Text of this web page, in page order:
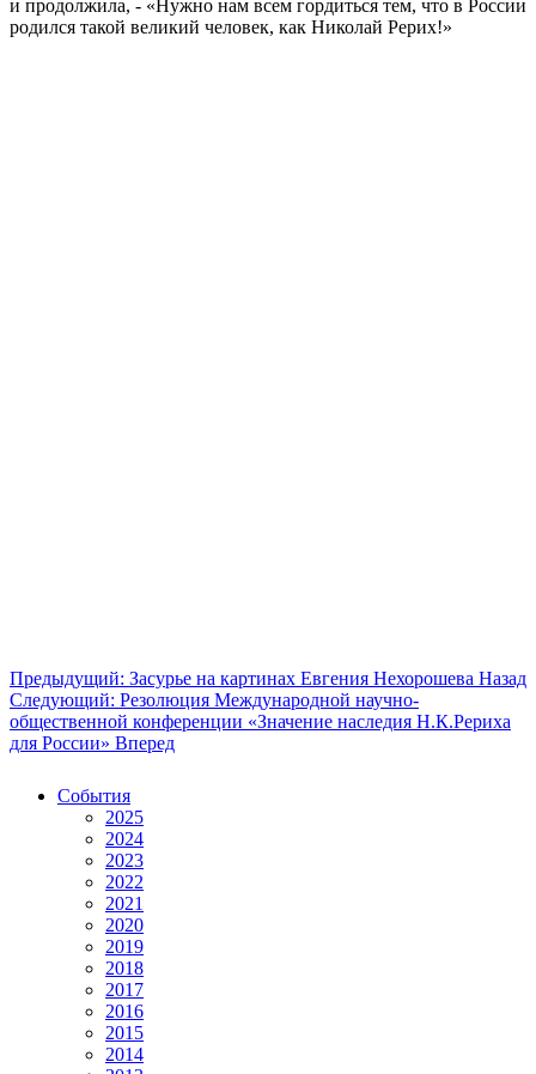
и продолжила, - «Нужно нам всем гордиться тем, что в России
родился такой великий человек, как Николай Рерих!»
Предыдущий: Засурье на картинах Евгения Нехорошева Назад
Следующий: Резолюция Международной научно-
общественной конференции «Значение наследия Н.К.Рериха
для России» Вперед
События
2025
2024
2023
2022
2021
2020
2019
2018
2017
2016
2015
2014